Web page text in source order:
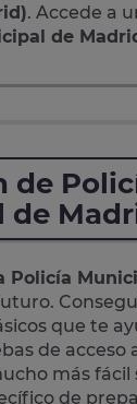
. Accede a
de
de
de
Policía
que te
de acceso
más fácil
de